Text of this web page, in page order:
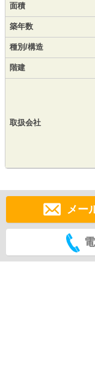
面積
築年数
種別/構造
階建
取扱会社
メー